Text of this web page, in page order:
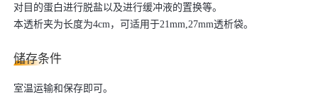
对目的蛋白进行脱盐以及进行缓冲液的置换等。
本透析夹为长度为4cm，可适用于21mm,27mm透析袋。
储存条件
室温运输和保存即可。